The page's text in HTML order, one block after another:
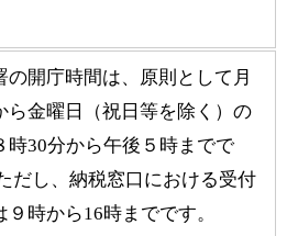
の開庁時間は、原則として月
ら金曜日（祝日等を除く）の
時30分から午後５時までで
だし、納税窓口における受付
９時から16時までです。